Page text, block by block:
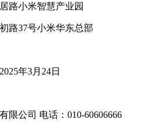
路小米智慧产业园
路37号小米华东总部
年3月24日
限公司 电话：010-60606666